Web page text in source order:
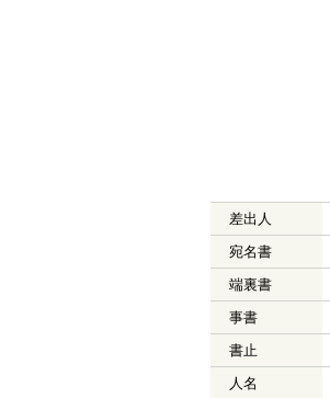
差出人
宛名書
端裏書
事書
書止
人名